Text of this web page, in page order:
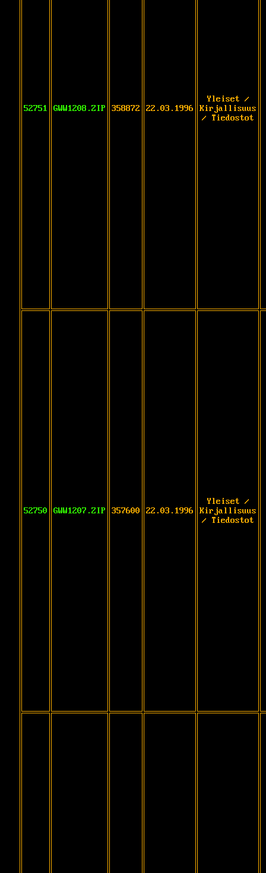
52751 GWW1208.ZIP 358872 22.03.1996
Yleiset /
Kirjallisuus
/ Tiedostot
52750 GWW1207.ZIP 357600 22.03.1996
Yleiset /
Kirjallisuus
/ Tiedostot